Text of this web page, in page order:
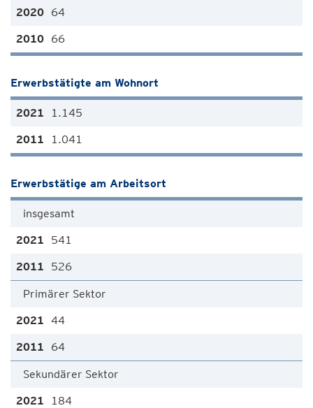
64
66
Erwerbstätigte am Wohnort
1.145
1.041
Erwerbstätige am Arbeitsort
insgesamt
541
526
Primärer Sektor
44
64
Sekundärer Sektor
184